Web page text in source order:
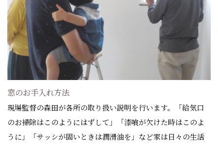
窓のお手入れ方法
現場監督の森田が各所の取り扱い説明を行います。「給気口
のお掃除はこのようにはずして」「漆喰が欠けた時はこのよ
うに」「サッシが固いときは潤滑油を」など家は日々の生活